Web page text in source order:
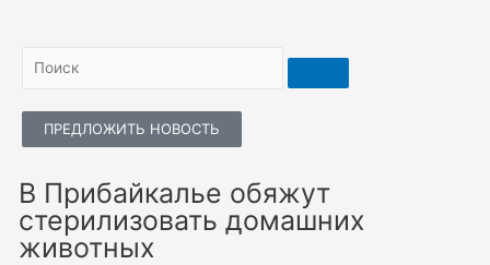
ПРЕДЛОЖИТЬ НОВОСТЬ
В Прибайкалье обяжут
стерилизовать домашних
животных